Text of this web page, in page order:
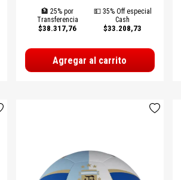
🏦 25% por
Transferencia
$38.317,76
💵 35% Off especial
Cash
$33.208,73
Agregar al carrito